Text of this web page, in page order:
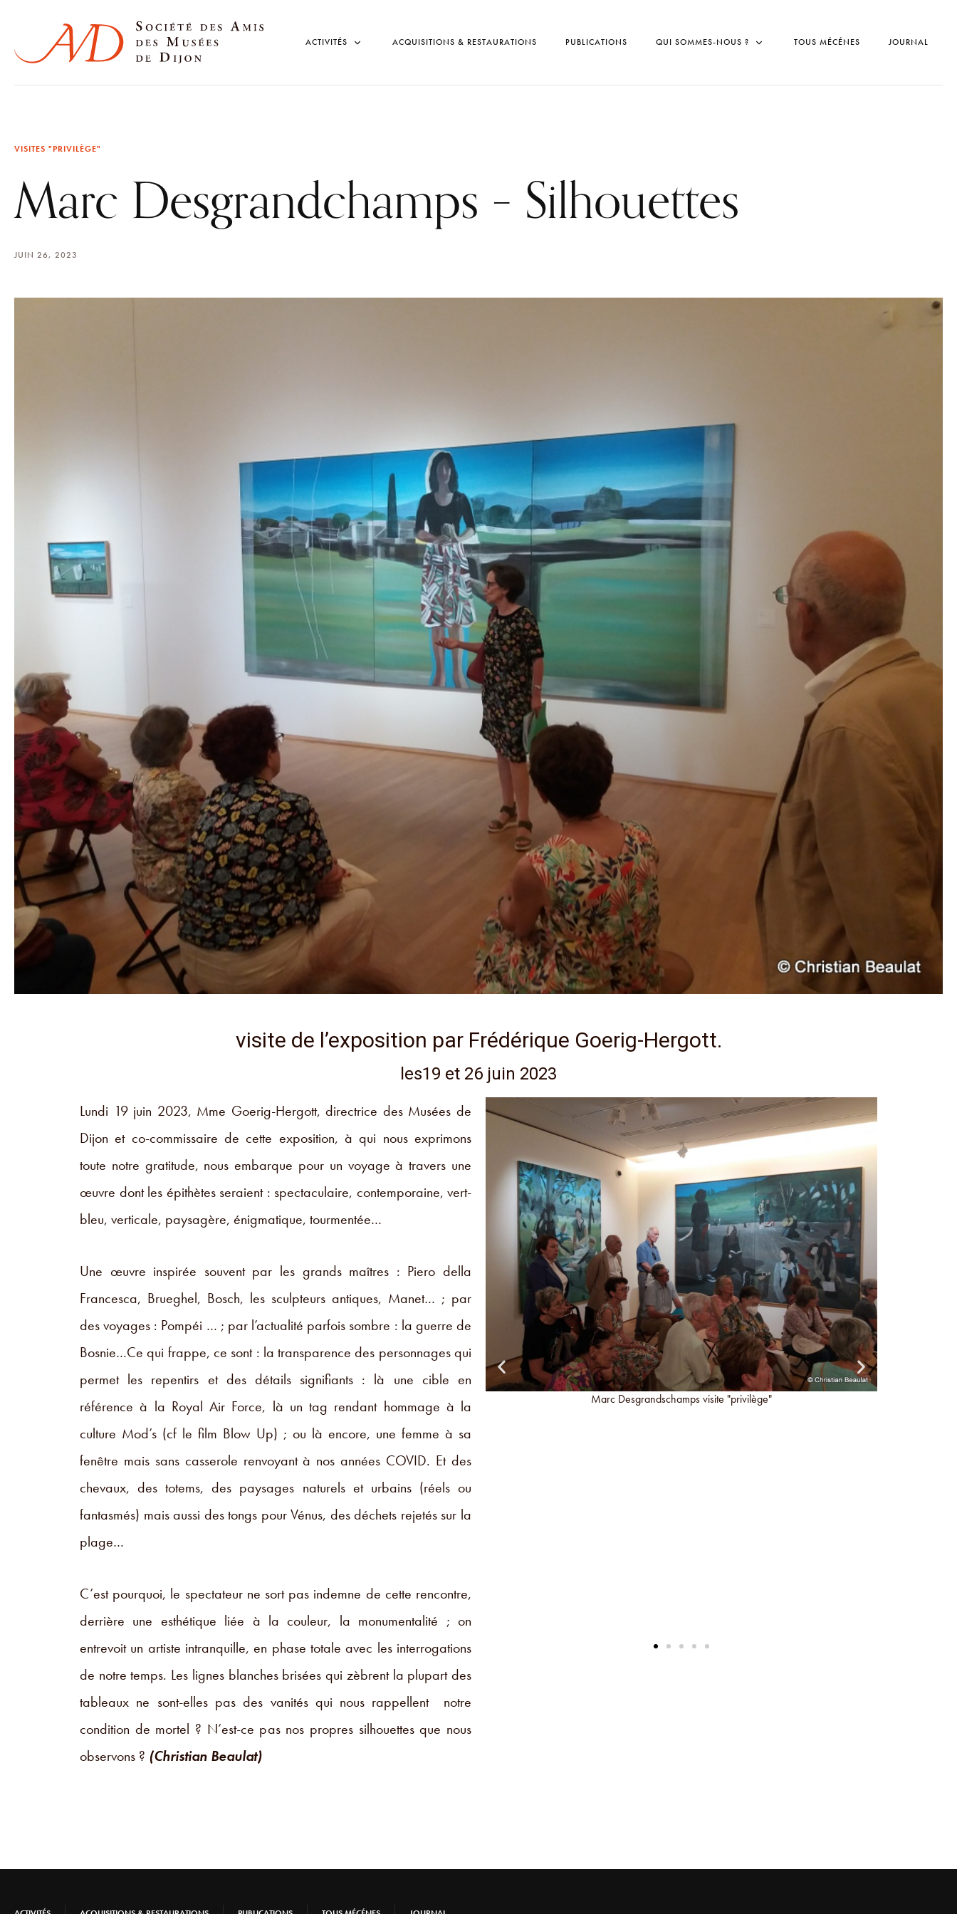
ACTIVITÉS ACQUISITIONS & RESTAURATIONS PUBLICATIONS QUI SOMMES-NOUS ? TOUS MÉCÉNES JOURNAL
VISITES "PRIVILÈGE"
Marc Desgrandchamps – Silhouettes
JUIN 26, 2023
visite de l’exposition par Frédérique Goerig-Hergott.
les19 et 26 juin 2023
Lundi 19 juin 2023, Mme Goerig-Hergott, directrice des Musées de
Dijon et co-commissaire de cette exposition, à qui nous exprimons
toute notre gratitude, nous embarque pour un voyage à travers une
œuvre dont les épithètes seraient : spectaculaire, contemporaine, vert-
bleu, verticale, paysagère, énigmatique, tourmentée…
Une œuvre inspirée souvent par les grands maîtres : Piero della
Francesca, Brueghel, Bosch, les sculpteurs antiques, Manet… ; par
des voyages : Pompéi … ; par l’actualité parfois sombre : la guerre de
Bosnie…Ce qui frappe, ce sont : la transparence des personnages qui
permet les repentirs et des détails signifiants : là une cible en
référence à la Royal Air Force, là un tag rendant hommage à la
culture Mod’s (cf le film Blow Up) ; ou là encore, une femme à sa
fenêtre mais sans casserole renvoyant à nos années COVID. Et des
chevaux, des totems, des paysages naturels et urbains (réels ou
fantasmés) mais aussi des tongs pour Vénus, des déchets rejetés sur la
plage…
C’est pourquoi, le spectateur ne sort pas indemne de cette rencontre,
derrière une esthétique liée à la couleur, la monumentalité ; on
entrevoit un artiste intranquille, en phase totale avec les interrogations
de notre temps. Les lignes blanches brisées qui zèbrent la plupart des
tableaux ne sont-elles pas des vanités qui nous rappellent notre
condition de mortel ? N’est-ce pas nos propres silhouettes que nous
observons ? (Christian Beaulat)
Marc Desgrandschamps visite "privilège" Marc Desgrandschamps visite "privilège"